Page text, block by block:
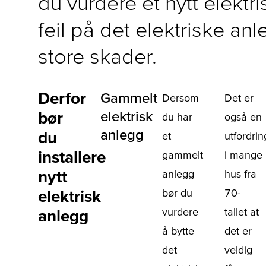
feil på det elektriske
store skader.
Derfor
bør
du
installere
nytt
elektrisk
anlegg
Gammelt
elektrisk
anlegg
Dersom
du har
et
gammelt
anlegg
bør du
vurdere
å bytte
det
Det er
også en
i mange
hus fra
70-
tallet at
det er
veldig